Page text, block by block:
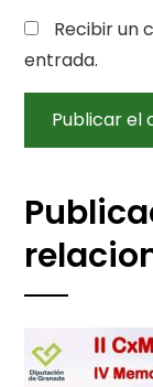
Recibir un
entrada.